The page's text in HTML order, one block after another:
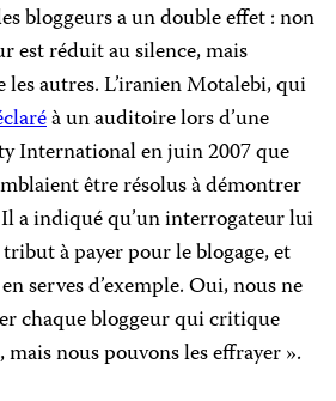
bloggeurs a un doubleeffet: non
est réduit au silence, mais
autres. L’iranien Motalebi, qui
à un auditoire lors d’une
International en juin 2007 que
être résolus à démontrer
a indiqué qu’un interrogateur lui
à payer pour le blogage, et
serves d’exemple. Oui, nous ne
chaque bloggeur qui critique
nous pouvons les effrayer ».